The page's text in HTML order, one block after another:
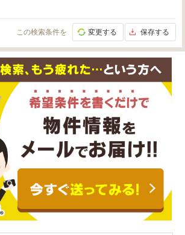
この検索条件を 変更する 保存する